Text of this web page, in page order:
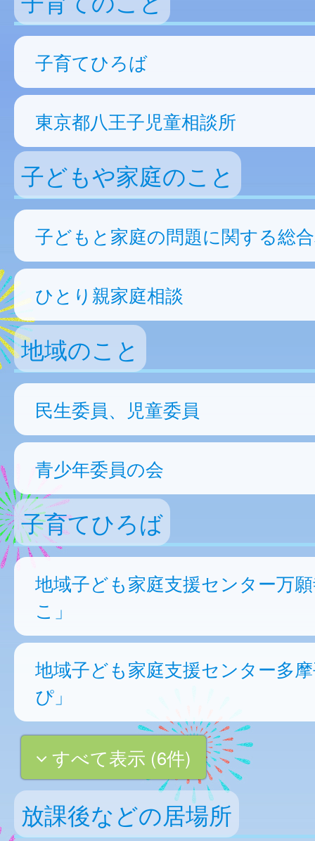
子育てひろば
東京都八王子児童相談所
子どもや家庭のこと
子どもと家庭の問題に関する総
ひとり親家庭相談
地域のこと
民生委員、児童委員
青少年委員の会
子育てひろば
地域子ども家庭支援センター万
こ」
地域子ども家庭支援センター多
ぴ」
すべて表示 (6件)
放課後などの居場所